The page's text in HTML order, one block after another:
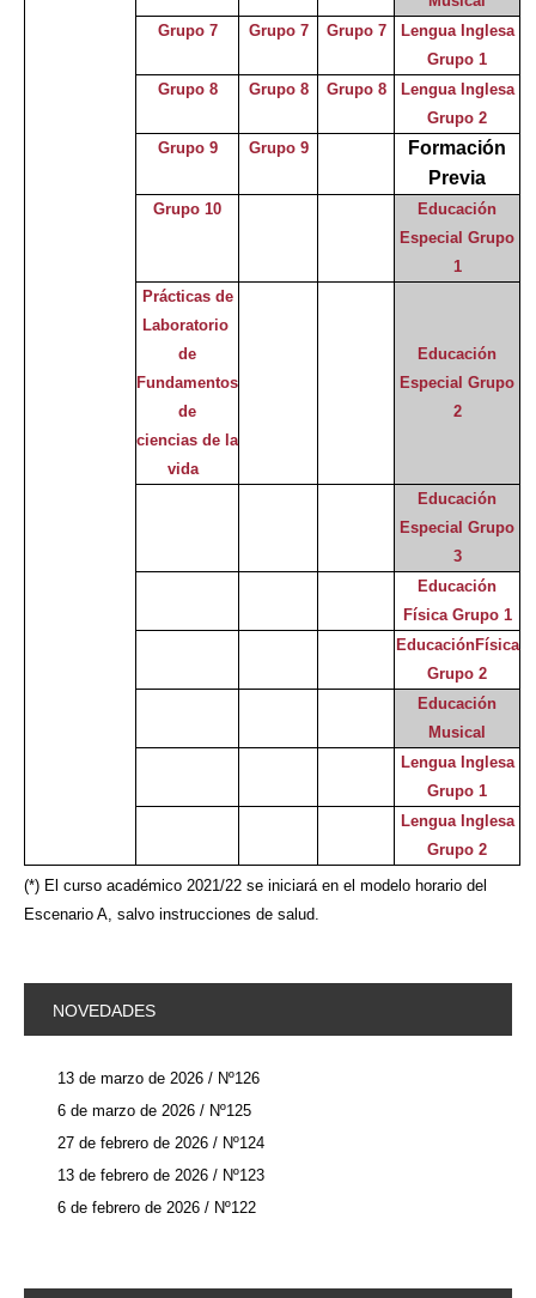
Grupo 7
Grupo 7 Grupo 7
Lengua Inglesa
Grupo 1
Grupo 8
Grupo 8 Grupo 8
Lengua Inglesa
Grupo 2
Grupo 9
Grupo 9
Formación
Previa
Grupo 10
Educación
Especial Grupo
1
Prácticas de
Laboratorio
de
Fundamentos
de
ciencias de la
vida
Educación
Especial Grupo
2
Educación
Especial Grupo
3
Educación
Física Grupo 1
EducaciónFísica
Grupo 2
Educación
Musical
Lengua Inglesa
Grupo 1
Lengua Inglesa
Grupo 2
(*) El curso académico 2021/22 se iniciará en el modelo horario del
Escenario A, salvo instrucciones de salud.
NOVEDADES
13 de marzo de 2026 / Nº126
6 de marzo de 2026 / Nº125
27 de febrero de 2026 / Nº124
13 de febrero de 2026 / Nº123
6 de febrero de 2026 / Nº122